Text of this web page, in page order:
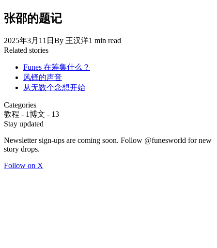
张邵的题记
2025年3月11日 By 王汉洋1 min read
Related stories
Funes 在筹集什么？
风铎的声音
从无数个念想开始
Categories
教程 - 1博文 - 13
Stay updated
Newsletter sign-ups are coming soon. Follow @funesworld for new
story drops.
Follow on X